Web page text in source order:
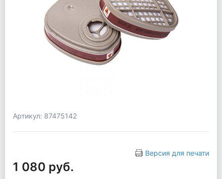
Артикул: 87475142
Версия для печати
1 080 руб.